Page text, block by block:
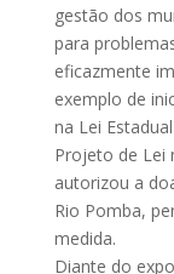
gestão dos
para
eficazmente
exemplo de
na Lei
Projeto de Lei
autorizou a
Rio Pomba,
medida.
Diante do